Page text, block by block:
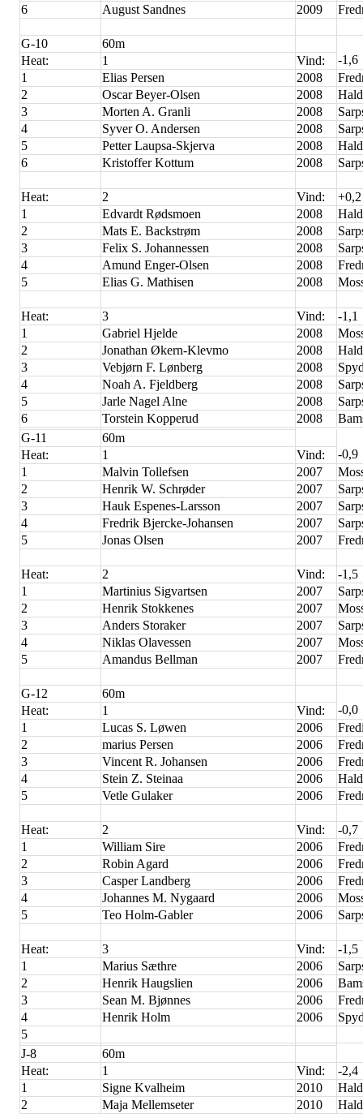
6
August Sandnes 2009
G-10
60m
Heat:
1 Vind:
-1,6
1
Elias Persen 2008
2
Oscar Beyer-Olsen 2008
3
Morten A. Granli 2008
4
Syver O. Andersen 2008
5
Petter Laupsa-Skjerva 2008
6
Kristoffer Kottum 2008
Heat: 2 Vind:
+0,2
1
Edvardt Rødsmoen 2008
2
Mats E. Backstrøm 2008
3
Felix S. Johannessen 2008
4
Amund Enger-Olsen 2008
5
Elias G. Mathisen 2008
Heat: 3 Vind:
-1,1
1
Gabriel Hjelde 2008
2
Jonathan Økern-Klevmo 2008
3
Vebjørn F. Lønberg 2008
4
Noah A. Fjeldberg 2008
5
Jarle Nagel Alne 2008
6
Torstein Kopperud 2008
G-11
60m
Heat:
1 Vind:
-0,9
1
Malvin Tollefsen 2007
2
Henrik W. Schrøder 2007
3
Hauk Espenes-Larsson 2007
4
Fredrik Bjercke-Johansen 2007
5
Jonas Olsen 2007
Heat: 2 Vind:
-1,5
1
Martinius Sigvartsen 2007
2
Henrik Stokkenes 2007
3
Anders Storaker 2007
4
Niklas Olavessen 2007
5
Amandus Bellman 2007
G-12
60m
Heat:
1 Vind:
-0,0
1
Lucas S. Løwen 2006
2
marius Persen 2006
3
Vincent R. Johansen 2006
4
Stein Z. Steinaa 2006
5
Vetle Gulaker 2006
Heat: 2 Vind:
-0,7
1
William Sire 2006
2
Robin Agard 2006
3
Casper Landberg 2006
4
Johannes M. Nygaard 2006
5
Teo Holm-Gabler 2006
Heat: 3 Vind:
-1,5
1
Marius Sæthre 2006
2
Henrik Haugslien 2006
3
Sean M. Bjønnes 2006
4
Henrik Holm 2006
5
J-8
60m
Heat:
1 Vind:
-2,4
1
Signe Kvalheim 2010
2
Maja Mellemseter 2010